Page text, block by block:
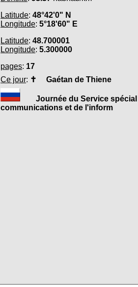
Latitude: 48°42'0" N
Longitude: 5°18'60" E
Latitude: 48.700001
Longitude: 5.300000
pages: 17
Ce jour: ✝ Gaétan de Thiene
Journée du Service
communications et de l'inform